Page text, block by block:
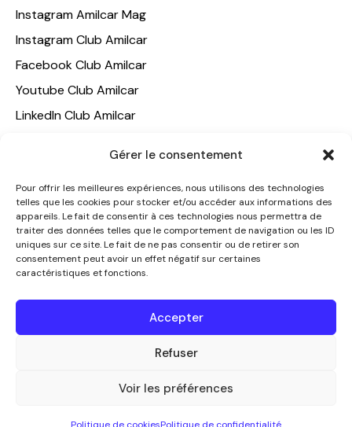
Gérer le consentement
Pour offrir les meilleures expériences, nous utilisons des technologies
telles que les cookies pour stocker et/ou accéder aux informations des
appareils. Le fait de consentir à ces technologies nous permettra de
traiter des données telles que le comportement de navigation ou les ID
uniques sur ce site. Le fait de ne pas consentir ou de retirer son
consentement peut avoir un effet négatif sur certaines
caractéristiques et fonctions.
Accepter
Refuser
Voir les préférences
Instagram Amilcar Mag
Instagram Club Amilcar
Facebook Club Amilcar
Youtube Club Amilcar
LinkedIn Club Amilcar
NOTRE GROUPE
ACCUEIL
AMILCAR TRAVEL CLUB
CLUB AMILCAR, Club d'affaires international
AGENCE MEDIANE
CONTACT
+33 7 49 60 92 02
CLUB AMILCAR by AMILCAR MAGAZINE GROUP© 2013-